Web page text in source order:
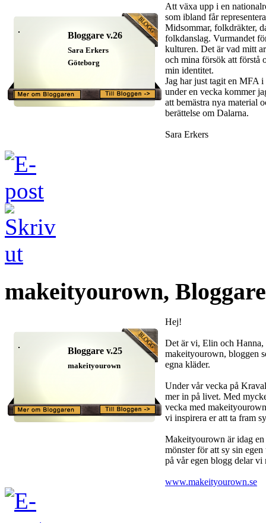
Bloggare v.26
Sara Erkers
Göteborg
Att växa upp i en
som ibland får
Midsommar, folkdräkter,
folkdanslag. Vurmandet
kulturen. Det är vad mitt
och mina försök att förstå
min identitet.
Jag har just tagit en
under en vecka kommer
att bemästra nya material
berättelse om Dalarna.
Sara Erkers
makeityourown,
Bloggare v.25
makeityourown
Hej!
Det är vi, Elin och Hanna,
makeityourown, bloggen
egna kläder.
Under vår vecka på
mer in på livet. Med
vecka med
vi inspirera er att ta fram
Makeityourown är idag
mönster för att sy sin
på vår egen blogg delar vi
www.makeityourown.se